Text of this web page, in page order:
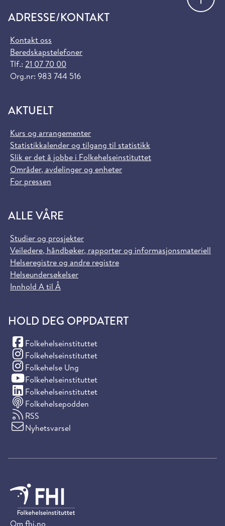
ADRESSE/KONTAKT
Kontakt oss
Beredskapstelefoner
Tlf.: 21 07 70 00
Org.nr: 983 744 516
AKTUELT
Kurs og arrangementer
Statistikkalender og tilgang til statistikk
Slik er det å jobbe i Folkehelseinstituttet
Områder, avdelinger og enheter
For pressen
ALLE VÅRE
Studier og prosjekter
Veiledere, håndbøker, rapporter og informasjonsmateriell
Helseregistre og andre registre
Helseundersøkelser
Innhold A til Å
HOLD DEG OPPDATERT
Folkehelseinstituttet
(Facebook)
Folkehelseinstituttet
(Instagram)
Folkehelse Ung
(Instagram)
Folkehelseinstituttet
(YouTube)
Folkehelseinstituttet
(LinkedIn)
Folkehelsepodden
RSS
Nyhetsvarsel
Om fhi.no